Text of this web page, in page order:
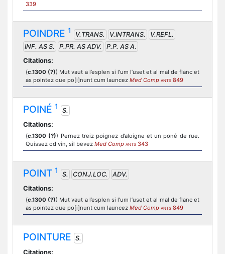
339
POINDRE 1 V.TRANS. V.INTRANS.
V.REFL.
INF. AS S.
P.PR. AS ADV.
P.P. AS A.
Citations:
(c.1300 (?)) Mut vaut a l’esplen si l’um l’uset et al mal de flanc et
as pointez que po[i]nunt cum launcez Med Comp ANTS 849
POINÉ 1
S.
Citations:
(c.1300 (?)) Pernez treiz poignez d’aloigne et un poné de rue.
Quissez od vin, sil bevez Med Comp ANTS 343
POINT 1 S. CONJ.LOC.
ADV.
Citations:
(c.1300 (?)) Mut vaut a l’esplen si l’um l’uset et al mal de flanc et
as pointez que po[i]nunt cum launcez Med Comp ANTS 849
POINTURE S.
Citations: